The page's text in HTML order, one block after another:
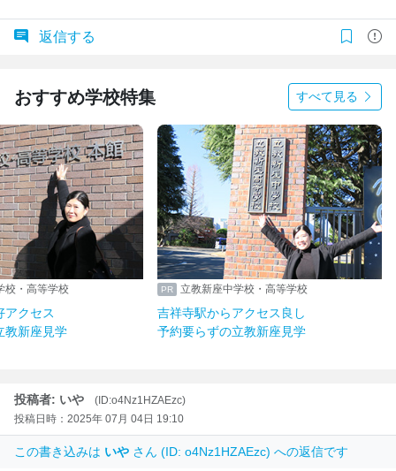
返信する
おすすめ学校特集 すべて見る
校・高等学校
アクセス
教新座見学
立教新座中学校・高等学校
吉祥寺駅からアクセス良し
予約要らずの立教新座見学
投稿者: いや
(ID:o4Nz1HZAEzc)
投稿日時：2025年 07月 04日 19:10
この書き込みは いや さん (ID: o4Nz1HZAEzc) への返信です